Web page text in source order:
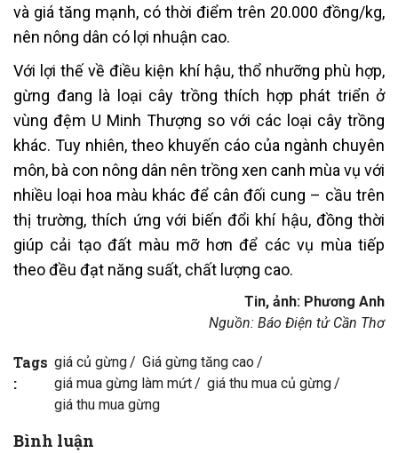
và giá tăng mạnh, có thời điểm trên 20.000 đồng/kg,
nên nông dân có lợi nhuận cao.
Với lợi thế về điều kiện khí hậu, thổ nhưỡng phù hợp,
gừng đang là loại cây trồng thích hợp phát triển ở
vùng đệm U Minh Thượng so với các loại cây trồng
khác. Tuy nhiên, theo khuyến cáo của ngành chuyên
môn, bà con nông dân nên trồng xen canh mùa vụ với
nhiều loại hoa màu khác để cân đối cung – cầu trên
thị trường, thích ứng với biến đổi khí hậu, đồng thời
giúp cải tạo đất màu mỡ hơn để các vụ mùa tiếp
theo đều đạt năng suất, chất lượng cao.
Tin, ảnh: Phương Anh
Nguồn: Báo Điện tử Cần Thơ
Tags
:
giá củ gừng
Giá gừng tăng cao
giá mua gừng làm mứt
giá thu mua củ gừng
giá thu mua gừng
Bình luận